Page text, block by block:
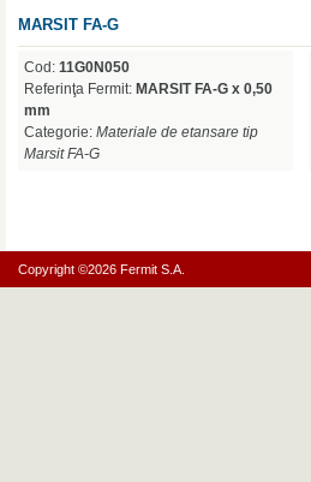
MARSIT FA-G
Cod: 11G0N050
Referinţa Fermit: MARSIT FA-G x 0,50
mm
Categorie: Materiale de etansare tip
Marsit FA-G
Copyright ©2026 Fermit S.A.